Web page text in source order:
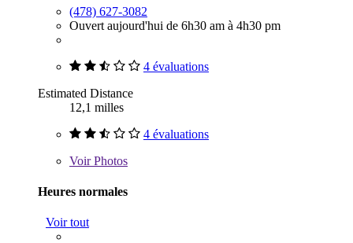
(478) 627-3082
Ouvert aujourd'hui de 6h30 am à 4h30 pm
4 évaluations
Estimated Distance
12,1 milles
4 évaluations
VoirPhotos
Heures normales
Voir tout